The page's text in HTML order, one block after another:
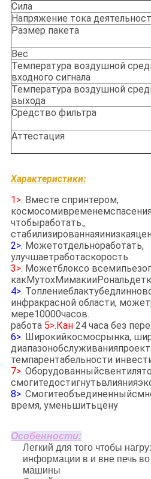
Сила
Напряжение тока
Размер пакета
Вес
Температура воздушной
входного сигнала
Температура воздушной
выхода
Средство фильтра
Аттестация
Характеристики:
1>. Вместе спринтером,
чтобыработать.,
2>. Можетотдельноработать,
улучшаетработаскорость.
3>. Можетблоксо
4>.
инфракрасной области,
мере10000часов.
работа 5>.Кан24 часа без
6>. Широкийкосмосрынка,
темпарентабельности
7>.
8>.
время, уменьшитьцену
Особенности:
Легкий для того чтобы
информации в и вне печь
машины